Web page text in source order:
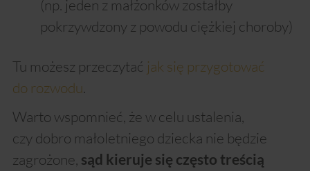
(np. jeden z małżonków zostałby
pokrzywdzony z powodu ciężkiej choroby)
Tu możesz przeczytać jak się przygotować
do rozwodu.
Warto wspomnieć, że w celu ustalenia,
czy dobro małoletniego dziecka nie będzie
zagrożone, sąd kieruje się często treścią